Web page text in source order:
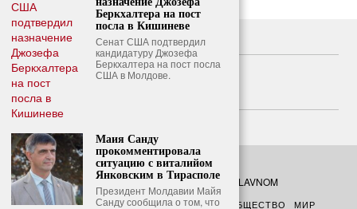
О нас
Свяжитесь с нами
Политика конфиденциальности
© 2026- Все права защищены. O GLAVNOM
О ГЛАВНОМ ПОЛИТИКА ФИНАНСЫ ОБЩЕСТВО МИР
Беркхалтера на пост
посла в Кишиневе
Сенат США подтвердил
кандидатуру Джозефа
Беркхалтера на пост посла
США в Молдове.
Маия Санду
прокомментировала
ситуацию с виталийом
Янковским в Тирасполе
Президент Молдавии Майя
Санду сообщила о том, что